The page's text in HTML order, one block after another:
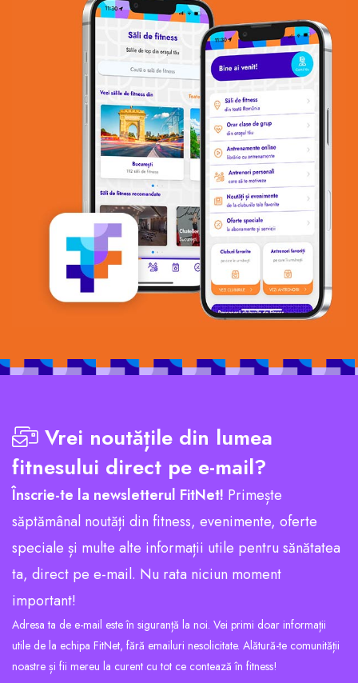
Vrei noutățile din lumea
fitnesului direct pe e-mail?
Înscrie-te la newsletterul FitNet! Primește
săptămânal noutăți din fitness, evenimente, oferte
speciale și multe alte informații utile pentru sănătatea
ta, direct pe e-mail. Nu rata niciun moment
important!
Adresa ta de e-mail este în siguranță la noi. Vei primi doar informații
utile de la echipa FitNet, fără emailuri nesolicitate. Alătură-te comunității
noastre și fii mereu la curent cu tot ce contează în fitness!